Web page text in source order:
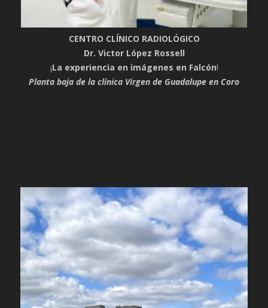
CENTRO CLÍNICO RADIOLÓGICO
Dr. Victor López Rossell
¡La experiencia en imágenes en Falcón!
Planta baja de la clínica Virgen de Guadalupe en Coro